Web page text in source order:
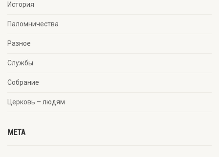
История
Паломничества
Разное
Службы
Собрание
Церковь – людям
META